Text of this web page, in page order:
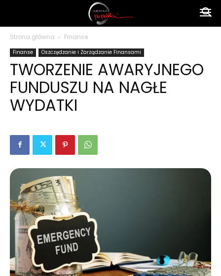
polsku
Strona główna Finanse
Finanse Oszczędzanie i Zarządzanie Finansami
TWORZENIE AWARYJNEGO
FUNDUSZU NA NAGŁE
WYDATKI